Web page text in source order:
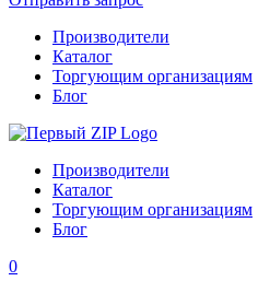
Производители
Каталог
Торгующим организациям
Блог
Производители
Каталог
Торгующим организациям
Блог
0